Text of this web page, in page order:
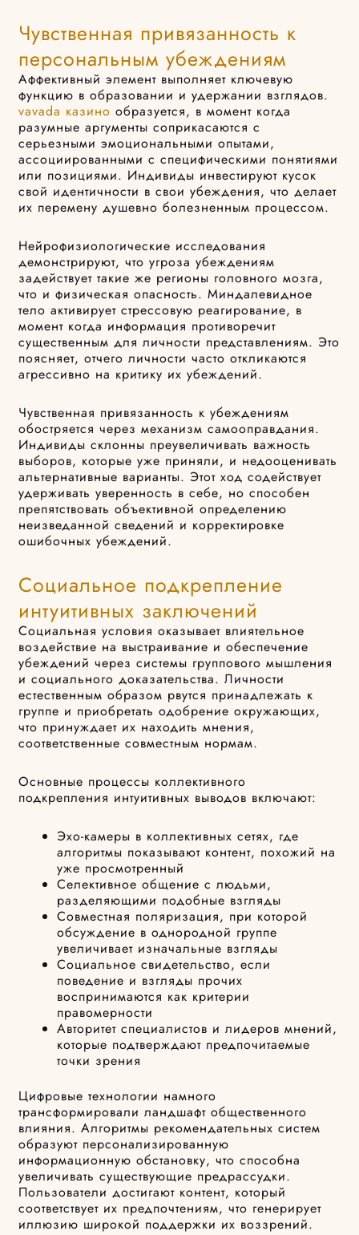
Чувственная привязанность к
персональным убеждениям
Аффективный элемент выполняет ключевую
функцию в образовании и удержании взглядов.
vavada казино образуется, в момент когда
разумные аргументы соприкасаются с
серьезными эмоциональными опытами,
ассоциированными с специфическими понятиями
или позициями. Индивиды инвестируют кусок
свой идентичности в свои убеждения, что делает
их перемену душевно болезненным процессом.
Нейрофизиологические исследования
демонстрируют, что угроза убеждениям
задействует такие же регионы головного мозга,
что и физическая опасность. Миндалевидное
тело активирует стрессовую реагирование, в
момент когда информация противоречит
существенным для личности представлениям. Это
поясняет, отчего личности часто откликаются
агрессивно на критику их убеждений.
Чувственная привязанность к убеждениям
обостряется через механизм самооправдания.
Индивиды склонны преувеличивать важность
выборов, которые уже приняли, и недооценивать
альтернативные варианты. Этот ход содействует
удерживать уверенность в себе, но способен
препятствовать объективной определению
неизведанной сведений и корректировке
ошибочных убеждений.
Социальное подкрепление
интуитивных заключений
Социальная условия оказывает влиятельное
воздействие на выстраивание и обеспечение
убеждений через системы группового мышления
и социального доказательства. Личности
естественным образом рвутся принадлежать к
группе и приобретать одобрение окружающих,
что принуждает их находить мнения,
соответственные совместным нормам.
Основные процессы коллективного
подкрепления интуитивных выводов включают:
Эхо-камеры в коллективных сетях, где
алгоритмы показывают контент, похожий на
уже просмотренный
Селективное общение с людьми,
разделяющими подобные взгляды
Совместная поляризация, при которой
обсуждение в однородной группе
увеличивает изначальные взгляды
Социальное свидетельство, если
поведение и взгляды прочих
воспринимаются как критерии
правомерности
Авторитет специалистов и лидеров мнений,
которые подтверждают предпочитаемые
точки зрения
Цифровые технологии намного
трансформировали ландшафт общественного
влияния. Алгоритмы рекомендательных систем
образуют персонализированную
информационную обстановку, что способна
увеличивать существующие предрассудки.
Пользователи достигают контент, который
соответствует их предпочтениям, что генерирует
иллюзию широкой поддержки их воззрений.